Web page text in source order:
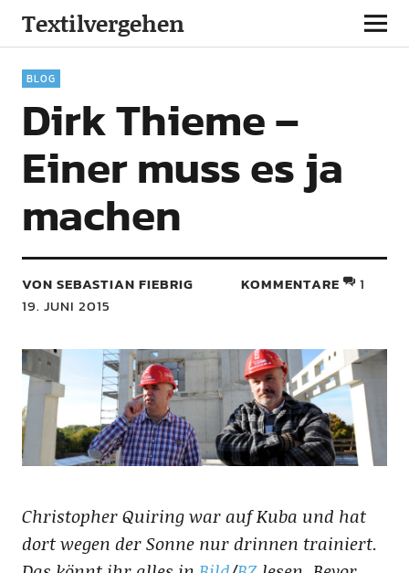
Textilvergehen
BLOG
Dirk Thieme –
Einer muss es ja
machen
VON SEBASTIAN FIEBRIG
19. JUNI 2015
KOMMENTARE 1
Christopher Quiring war auf Kuba und hat
dort wegen der Sonne nur drinnen trainiert.